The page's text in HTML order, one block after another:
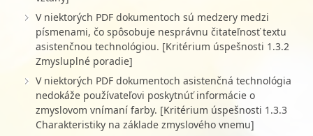
V niektorých PDF dokumentoch sú medzery medzi
písmenami, čo spôsobuje nesprávnu čitateľnosť textu
asistenčnou technológiou. [Kritérium úspešnosti 1.3.2
Zmysluplné poradie]
V niektorých PDF dokumentoch asistenčná technológia
nedokáže používateľovi poskytnúť informácie o
zmyslovom vnímaní farby. [Kritérium úspešnosti 1.3.3
Charakteristiky na základe zmyslového vnemu]